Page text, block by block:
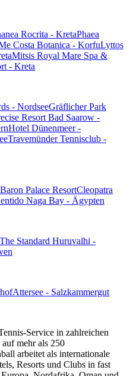
Rocrita - KretaPhaea
Costa Botanica - KorfuLyttos
Mitsis Royal Mare Spa &
- Kreta
- NordseeGräflicher Park
Resort Bad Saarow -
Hotel Dünenmeer -
Travemünder Tennisclub -
Baron Palace ResortCleopatra
Naga Bay - Ägypten
The Standard Huruvalhi -
Attersee - Salzkammergut
Service in zahlreichen
mehr als 250
arbeitet als internationale
Resorts und Clubs in fast